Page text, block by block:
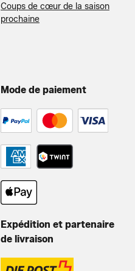
Coups de cœur de la saison
prochaine
Mode de paiement
Expédition et partenaire
de livraison